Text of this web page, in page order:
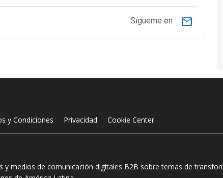
email
Sígueme en
y Condiciones Privacidad Cookie Center
y medios de comunicación digitales B2B sobre temas de